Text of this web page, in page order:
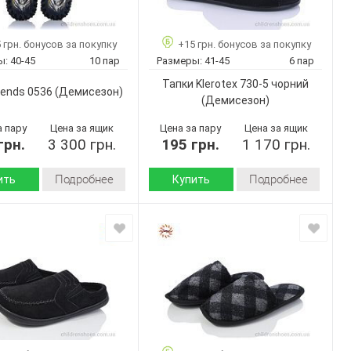
Капці чол.
ромб-old
41-45
Черный
Артикул:
Капці
чорний-
червоний-
Размер: 41-45
Кол-во пар: 7
Цвет: Черный
Пол: Мужчины
грн. бонусов за покупку
40-45 10 пар
0536 (Демисезон)
пару Цена за ящик
3 300 грн.
Подробнее
Vends
0536
40-45
+15 грн. бонусов за покупку
Размеры: 41-45 6 пар
Тапки Klerotex 730-5 чорний
(Демисезон)
Цена за пару
195 грн.
Цена за ящик
1 170 грн.
Купить Подробнее
Материал верха:
производитель:
Китай
Бренд: Klerotex
730-5